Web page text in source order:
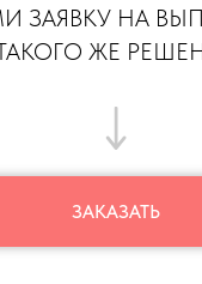
ЗАЯВКУ НА
ЖЕ
ЗАКАЗАТЬ